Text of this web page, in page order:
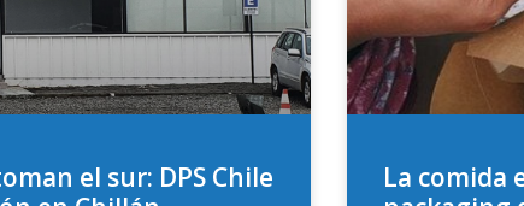
el sur: DPS Chile
La comida